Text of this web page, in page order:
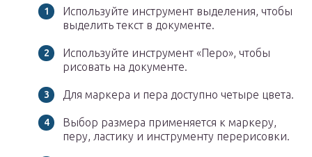
Используйте инструмент выделения, чтобы
выделить текст в документе.
Используйте инструмент «Перо», чтобы
рисовать на документе.
Для маркера и пера доступно четыре цвета.
Выбор размера применяется к маркеру,
перу, ластику и инструменту перерисовки.